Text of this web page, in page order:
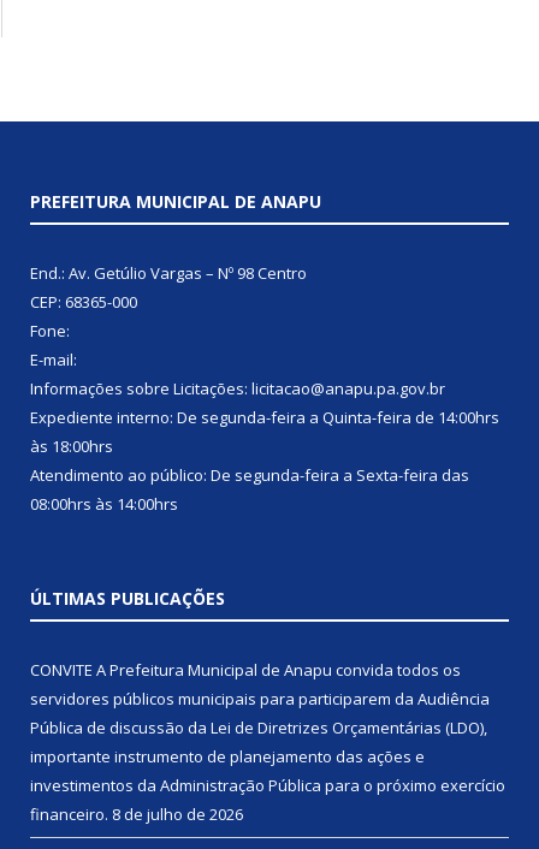
PREFEITURA MUNICIPAL DE ANAPU
End.: Av. Getúlio Vargas – Nº 98 Centro
CEP: 68365-000
Fone:
E-mail:
Informações sobre Licitações: licitacao@anapu.pa.gov.br
Expediente interno: De segunda-feira a Quinta-feira de 14:00hrs
às 18:00hrs
Atendimento ao público: De segunda-feira a Sexta-feira das
08:00hrs às 14:00hrs
ÚLTIMAS PUBLICAÇÕES
CONVITE A Prefeitura Municipal de Anapu convida todos os
servidores públicos municipais para participarem da Audiência
Pública de discussão da Lei de Diretrizes Orçamentárias (LDO),
importante instrumento de planejamento das ações e
investimentos da Administração Pública para o próximo exercício
financeiro. 8 de julho de 2026